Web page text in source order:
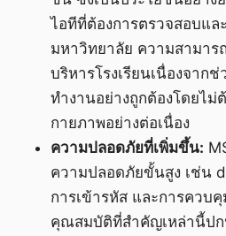
ไอทีที่ต้องการตรวจสอบแ
มหาวิทยาลัย ความสามา
บริหารโรงเรียนเนื่องจาก
ทำงานอย่างถูกต้องโดยไม่
กายภาพอย่างต่อเนื่อง
ความปลอดภัยที่เพิ่มขึ้น:
ความปลอดภัยขั้นสูง เช่น
การเข้ารหัส และการควบคุ
คุณสมบัติที่สำคัญเหล่านี้ปก